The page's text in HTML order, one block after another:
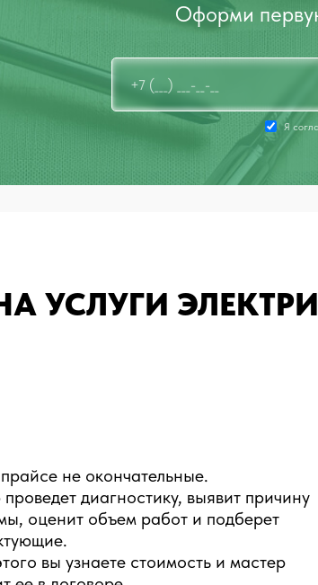
Оформи
Я
УСЛУГИ
не окончательные.
диагностику, выявит причину
оценит объем работ и подберет
вы узнаете стоимость и мастер